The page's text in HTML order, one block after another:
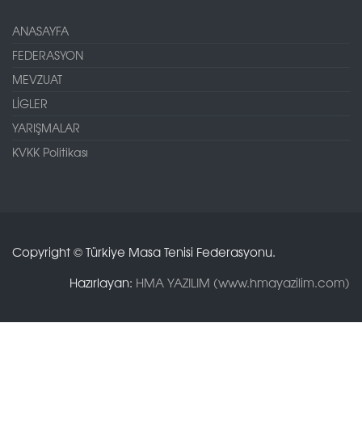
ANASAYFA
FEDERASYON
MEVZUAT
LİGLER
YARIŞMALAR
KVKK Politikası
Copyright © Türkiye Masa Tenisi Federasyonu.
Hazırlayan: HMA YAZILIM (www.hmayazilim.com)